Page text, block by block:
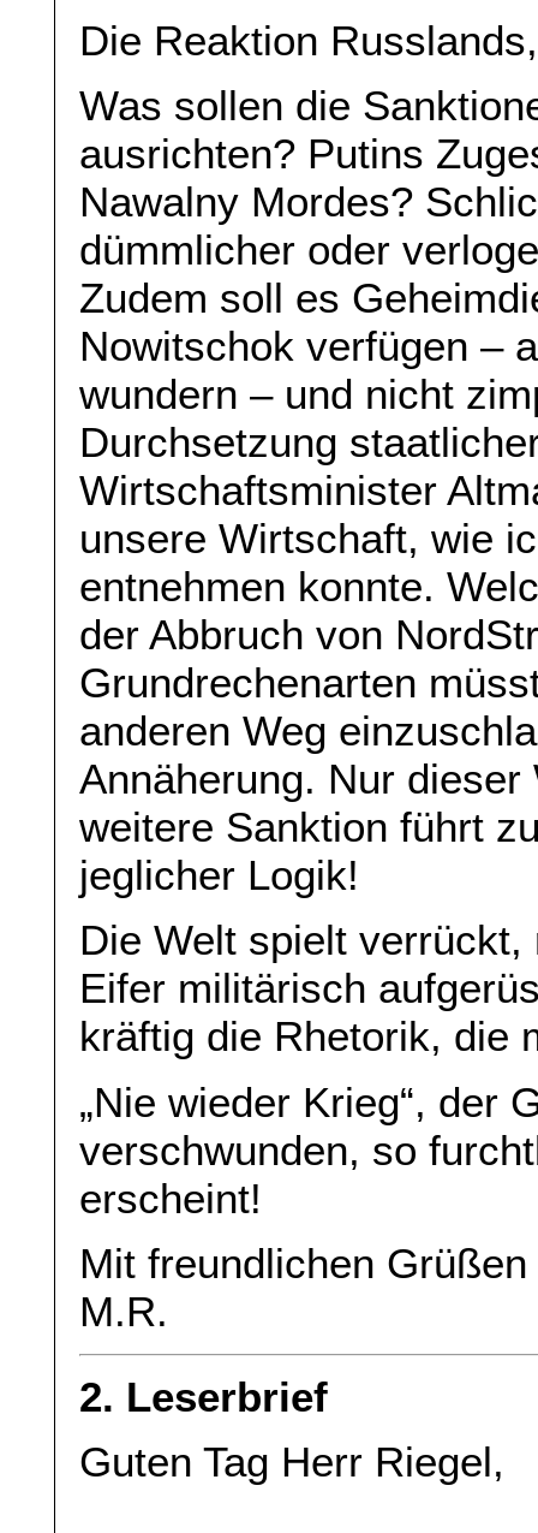
Die Reaktion
Was sollen die
ausrichten? Putins
Nawalny Mordes?
dümmlicher oder
Zudem soll es
Nowitschok verfügen –
wundern – und nicht
Durchsetzung
Wirtschaftsminister
unsere Wirtschaft, wie
entnehmen konnte.
der Abbruch von
Grundrechenarten
anderen Weg
Annäherung. Nur
weitere Sanktion führt
jeglicher Logik!
Die Welt spielt
Eifer militärisch
kräftig die Rhetorik, die
„Nie wieder Krieg“, der
verschwunden, so
erscheint!
Mit freundlichen Grüßen
M.R.
2. Leserbrief
Guten Tag Herr Riegel,